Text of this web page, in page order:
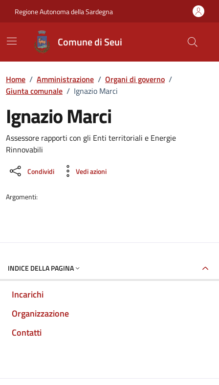
Regione Autonoma della Sardegna
Comune di Seui
Home / Amministrazione / Organi di governo /
Giunta comunale / Ignazio Marci
Ignazio Marci
Dettaglio della persona
Assessore rapporti con gli Enti territoriali e Energie
Rinnovabili
Condividi Vedi azioni
Argomenti:
INDICE DELLA PAGINA
Incarichi
Organizzazione
Contatti